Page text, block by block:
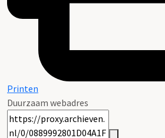
Printen
Duurzaam webadres